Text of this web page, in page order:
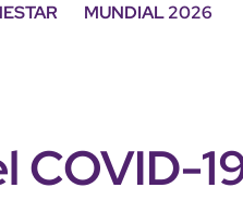
MUNDIAL 2026
COVID-